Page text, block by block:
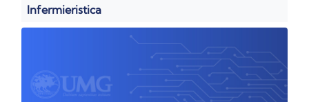
Infermieristica